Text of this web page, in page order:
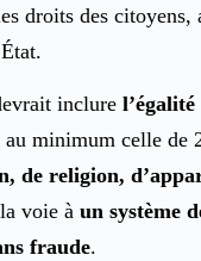
droits des citoyens,
inclure l’égalité
minimum celle de
de religion,
voie à un système
fraude.